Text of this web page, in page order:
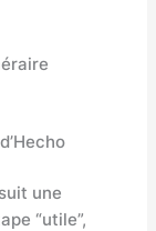
une
“utile”,